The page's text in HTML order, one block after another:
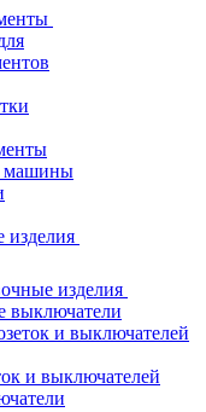
машины
изделия
изделия
выключатели
и выключателей
и выключателей